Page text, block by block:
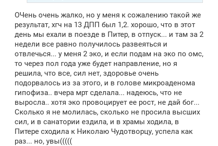
ОЧень очень жалко, но у меня к сожалению такой же
результат, хгч на 13 ДПП был 1,2. хорошо, что в этот
день мы ехали в поезде в Питер, в отпуск... и там за 2
недели все равно получилось развеяться и
отвлечься... у меня 2 эко, и если подам на эко по омс,
то через пол года уже будет направление, но я
решила, что все, сил нет, здоровье очень
подорвалось из за этого, и в голове микроаденома
гипофиза.. вчера мрт сделала... надеюсь, что не
выросла.. хотя эко провоцирует ее рост, не дай бог...
Сколько я не молилась, сколько не просила высших
сил, и в санатории ездила, и в храмы ходила, в
Питере сходила к Николаю Чудотворцу, успела как
раз... но, увы(((((